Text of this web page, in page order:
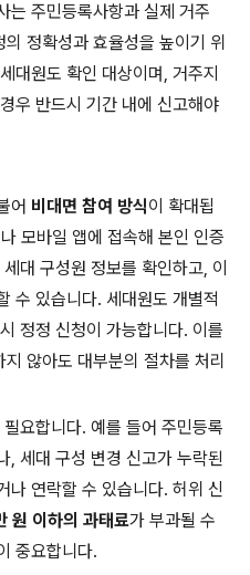
는 주민등록사항과 실제 거주
정확성과 효율성을 높이기 위
대원도 확인 대상이며, 거주지
우 반드시 기간 내에 신고해야
어 비대면 참여 방식이 확대됩
모바일 앱에 접속해 본인 인증
대 구성원 정보를 확인하고, 이
수 있습니다. 세대원도 개별적
정정 신청이 가능합니다. 이를
않아도 대부분의 절차를 처리
요합니다. 예를 들어 주민등록
, 세대 구성 변경 신고가 누락된
나 연락할 수 있습니다. 허위 신
원 이하의 과태료가 부과될 수
중요합니다.